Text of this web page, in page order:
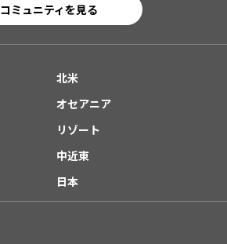
コミュニティを見る
北米
オセアニア
リゾート
中近東
日本